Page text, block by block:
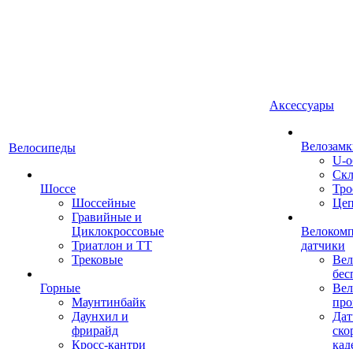
Велосипеды
Шоссе
Шоссейные
Гравийные и
Циклокроссовые
Триатлон и ТТ
Трековые
Горные
Маунтинбайк
Даунхил и
фрирайд
Кросс-кантри
Аксессуары
U-
датчики